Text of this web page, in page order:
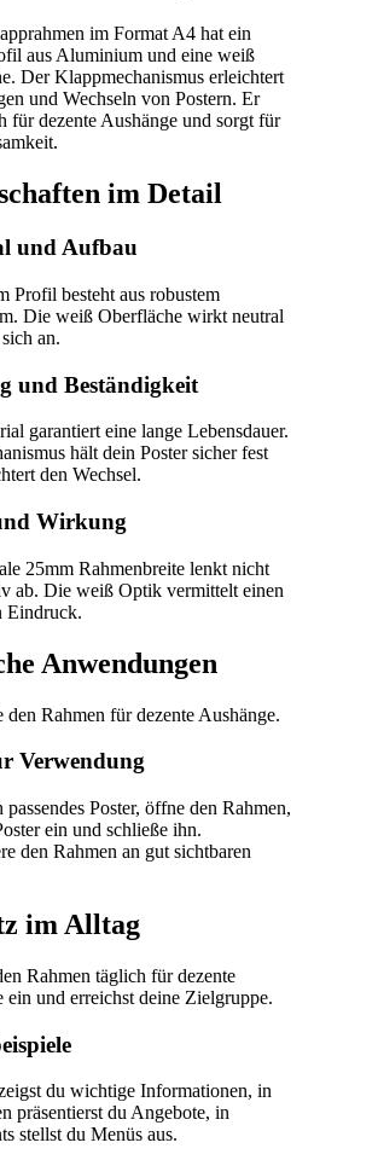
im Format A4 hat ein
aus Aluminium und eine weiß
Der Klappmechanismus erleichtert
und Wechseln von Postern. Er
für dezente Aushänge und sorgt für
im Detail
und Aufbau
Profil besteht aus robustem
Die weiß Oberfläche wirkt neutral
an.
und Beständigkeit
garantiert eine lange Lebensdauer.
hält dein Poster sicher fest
den Wechsel.
Wirkung
25mm Rahmenbreite lenkt nicht
ab. Die weiß Optik vermittelt einen
Eindruck.
Anwendungen
den Rahmen für dezente Aushänge.
Verwendung
passendes Poster, öffne den Rahmen,
ein und schließe ihn.
den Rahmen an gut sichtbaren
im Alltag
Rahmen täglich für dezente
ein und erreichst deine Zielgruppe.
du wichtige Informationen, in
präsentierst du Angebote, in
stellst du Menüs aus.